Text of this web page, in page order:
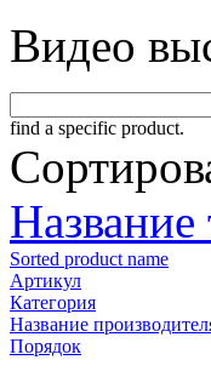
Видео
find a specific product.
Название
Sorted product name
Артикул
Категория
Название
Порядок